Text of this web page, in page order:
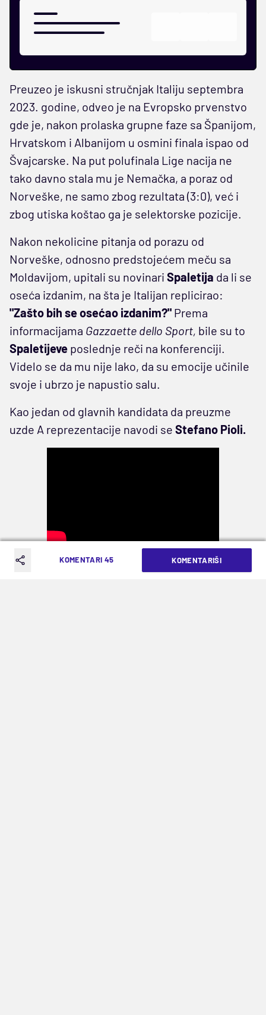
Preuzeo je iskusni stručnjak Italiju septembra
2023. godine, odveo je na Evropsko prvenstvo
gde je, nakon prolaska grupne faze sa Španijom,
Hrvatskom i Albanijom u osmini finala ispao od
Švajcarske. Na put polufinala Lige nacija ne
tako davno stala mu je Nemačka, a poraz od
Norveške, ne samo zbog rezultata (3:0), već i
zbog utiska koštao ga je selektorske pozicije.
Nakon nekolicine pitanja od porazu od
Norveške, odnosno predstojećem meču sa
Moldavijom, upitali su novinari Spaletija da li se
oseća izdanim, na šta je Italijan replicirao:
"Zašto bih se osećao izdanim?" Prema
informacijama Gazzaette dello Sport, bile su to
Spaletijeve poslednje reči na konferenciji.
Videlo se da mu nije lako, da su emocije učinile
svoje i ubrzo je napustio salu.
Kao jedan od glavnih kandidata da preuzme
uzde A reprezentacije navodi se Stefano Pioli.
KOMENTARI 45 KOMENTARIŠI